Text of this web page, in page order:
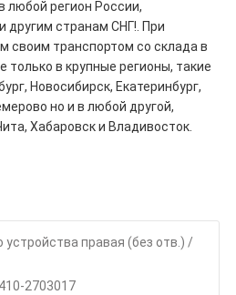
любой регион России,
другим странам СНГ!. При
своим транспортом со склада в
только в крупные регионы, такие
Новосибирск, Екатеринбург,
но и в любой другой,
Хабаровск и Владивосток.
устройства правая (без отв.) /
2703017